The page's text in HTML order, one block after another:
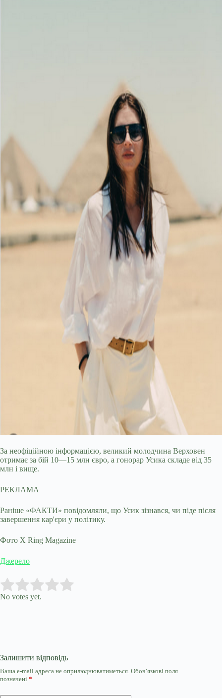
За неофіційною інформацією, великий молодчина Верховен
отримає за бій 10—15 млн євро, а гонорар Усика складе від 35
млн і вище.
РЕКЛАМА
Раніше «ФАКТИ» повідомляли, що Усик зізнався, чи піде після
завершення кар'єри у політику.
Фото X Ring Magazine
Джерело
Rate this item:
No votes yet.
Залишити відповідь
Ваша e-mail адреса не оприлюднюватиметься. Обов’язкові поля
позначені *